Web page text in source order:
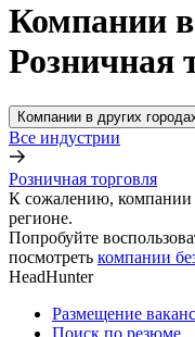
Компании
Розничная
Компании в других
Все индустрии
Розничная торговля
К сожалению, компании
регионе.
Попробуйте
посмотреть компании
HeadHunter
Размещение
Поиск по резюме